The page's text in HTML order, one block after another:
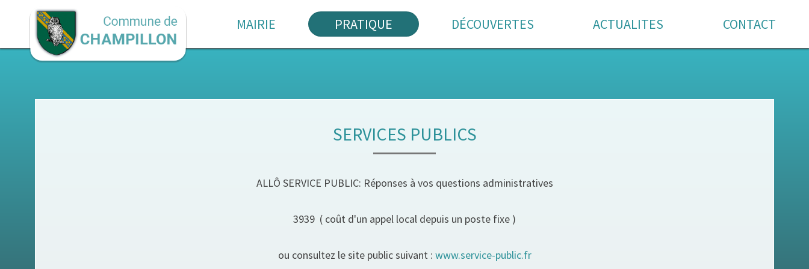
MAIRIE PRATIQUE DÉCOUVERTES ACTUALITES CONTACT
SERVICES PUBLICS
ALLÔ SERVICE PUBLIC: Réponses à vos questions administratives
3939 ( coût d'un appel local depuis un poste fixe )
ou consultez le site public suivant : www.service-public.fr